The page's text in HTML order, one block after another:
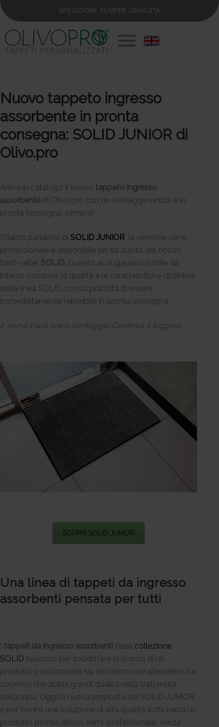
SPEDIZIONE SEMPRE GRATUITA
Nuovo tappeto ingresso
assorbente in pronta
consegna: SOLID JUNIOR di
Olivo.pro
Arriva in catalogo il nuovo tappeto ingresso
assorbente di Olivo.pro con un vantaggio unico: è in
pronta consegna, sempre!
Stiamo parlando di SOLID JUNIOR, la versione semi-
professionale e disponibile sin da subito del nostro
best-seller SOLID. Questo asciugapassi sottile da
interno combina la qualità e le caratteristiche distintive
della linea SOLID, con la praticità di essere
immediatamente reperibile in pronta consegna.
E non è il suo unico vantaggio! Continua a leggere…
SCOPRI SOLID JUNIOR
Una linea di tappeti da ingresso
assorbenti pensata per tutti
tappeti da ingresso assorbenti della collezione
SOLID nascono per soddisfare la ricerca di un
prodotto posizionabile sia all’interno che all’esterno (se
coperto) che abbia grandi qualità nella trattenuta
dell’acqua. Oggi la nuova proposta del SOLID JUNIOR
è per fornire una soluzione di alta qualità a chi cerca un
prodotto pronto all’uso, semi-professionale, senza